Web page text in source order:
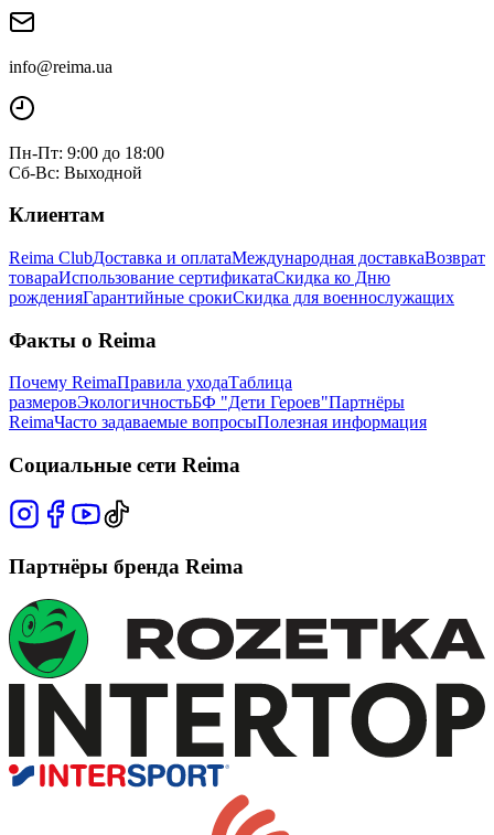
info@reima.ua
Пн-Пт: 9:00 до 18:00
Сб-Вс: Выходной
Клиентам
Reima ClubДоставка и оплатаМеждународная доставкаВозврат
товараИспользование сертификатаСкидка ко Дню
рожденияГарантийные срокиСкидка для военнослужащих
Факты о Reima
Почему ReimaПравила уходаТаблица
размеровЭкологичностьБФ "Дети Героев"Партнёры
ReimaЧасто задаваемые вопросыПолезная информация
Социальные сети Reima
Партнёры бренда Reima